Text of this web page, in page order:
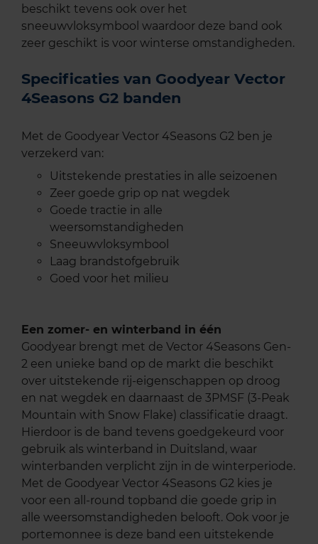
beschikt tevens ook over het
sneeuwvloksymbool waardoor deze band ook
zeer geschikt is voor winterse omstandigheden.
Specificaties van Goodyear Vector
4Seasons G2 banden
Met de Goodyear Vector 4Seasons G2 ben je
verzekerd van:
Uitstekende prestaties in alle seizoenen
Zeer goede grip op nat wegdek
Goede tractie in alle
weersomstandigheden
Sneeuwvloksymbool
Laag brandstofgebruik
Goed voor het milieu
Een zomer- en winterband in één
Goodyear brengt met de Vector 4Seasons Gen-
2 een unieke band op de markt die beschikt
over uitstekende rij-eigenschappen op droog
en nat wegdek en daarnaast de 3PMSF (3-Peak
Mountain with Snow Flake) classificatie draagt.
Hierdoor is de band tevens goedgekeurd voor
gebruik als winterband in Duitsland, waar
winterbanden verplicht zijn in de winterperiode.
Met de Goodyear Vector 4Seasons G2 kies je
voor een all-round topband die goede grip in
alle weersomstandigheden belooft. Ook voor je
portemonnee is deze band een uitstekende